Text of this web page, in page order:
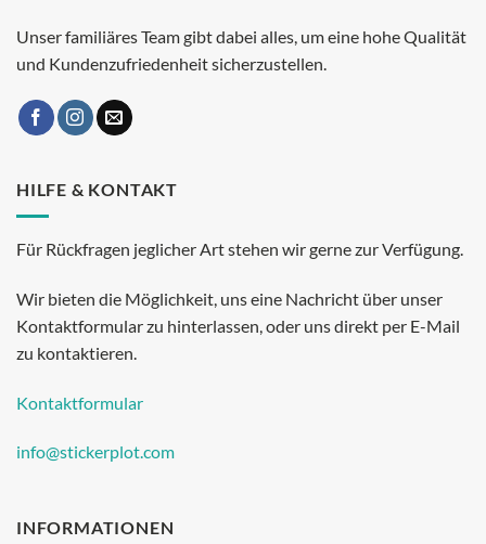
Unser familiäres Team gibt dabei alles, um eine hohe Qualität
und Kundenzufriedenheit sicherzustellen.
HILFE & KONTAKT
Für Rückfragen jeglicher Art stehen wir gerne zur Verfügung.
Wir bieten die Möglichkeit, uns eine Nachricht über unser
Kontaktformular zu hinterlassen, oder uns direkt per E-Mail
zu kontaktieren.
Kontaktformular
info@stickerplot.com
INFORMATIONEN